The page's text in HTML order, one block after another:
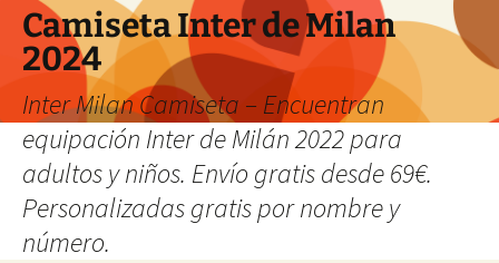
Camiseta Inter de Milan
2024
Inter Milan Camiseta – Encuentran
equipación Inter de Milán 2022 para
adultos y niños. Envío gratis desde 69€.
Personalizadas gratis por nombre y
número.